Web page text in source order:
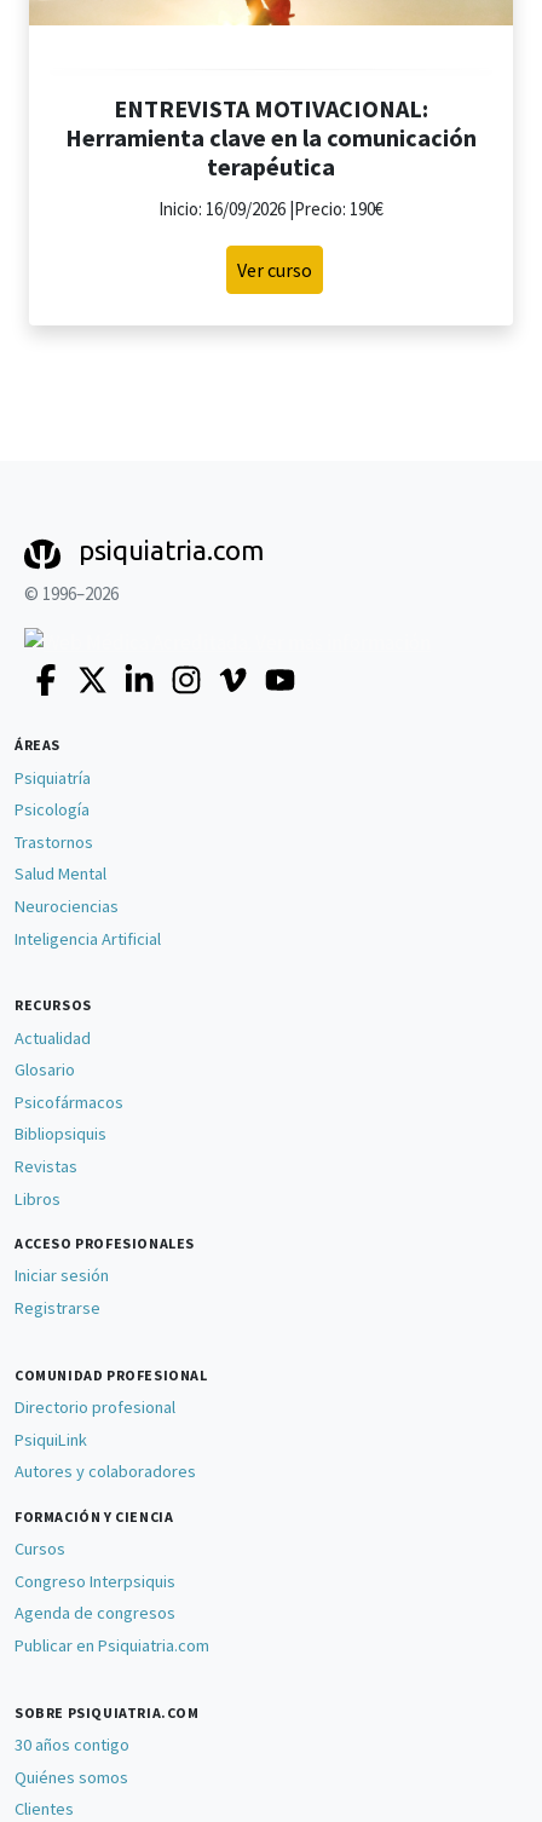
ENTREVISTA MOTIVACIONAL:
Herramienta clave en la comunicación
terapéutica
Inicio: 16/09/2026 |Precio: 190€
Ver curso
psiquiatria.com
© 1996–2026
ÁREAS
Psiquiatría
Psicología
Trastornos
Salud Mental
Neurociencias
Inteligencia Artificial
RECURSOS
Actualidad
Glosario
Psicofármacos
Bibliopsiquis
Revistas
Libros
ACCESO PROFESIONALES
Iniciar sesión
Registrarse
COMUNIDAD PROFESIONAL
Directorio profesional
PsiquiLink
Autores y colaboradores
FORMACIÓN Y CIENCIA
Cursos
Congreso Interpsiquis
Agenda de congresos
Publicar en Psiquiatria.com
SOBRE PSIQUIATRIA.COM
30 años contigo
Quiénes somos
Clientes